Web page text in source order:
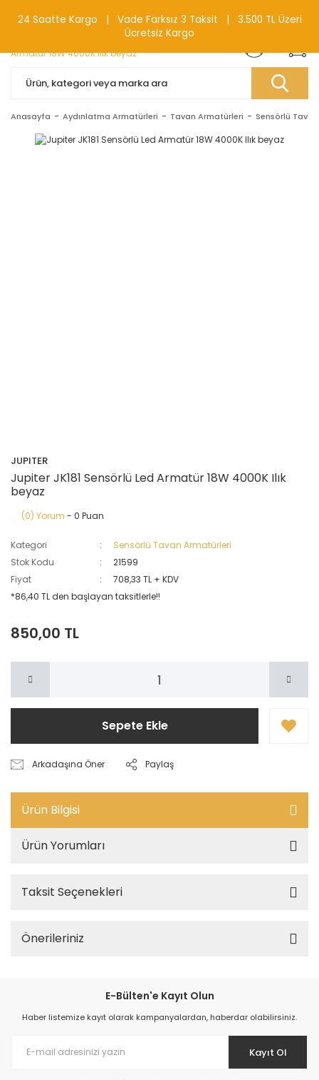
0(212) 240 87 88
Anasayfa Aydınlatma Armatürleri Tavan Armatürleri Sensörlü
JUPITER
Jupiter JK181 Sensörlü Led Armatür 18W 4000K Ilık
beyaz
(0) Yorum - 0 Puan
Kategori
Sensörlü Tavan Armatürleri
Stok Kodu
21599
Fiyat
708,33 TL + KDV
*86,40 TL den başlayan taksitlerle!!
850,00 TL
Sepete Ekle
Arkadaşına Öner Paylaş
Ürün Bilgisi
Ürün Yorumları
Taksit Seçenekleri
Önerileriniz
E-Bülten'e Kayıt Olun
Haber listemize kayıt olarak kampanyalardan, haberdar olabilirsiniz.
Kayıt Ol
24 Saatte Kargo | Vade Farksız 3 Taksit | 3.500 TL Üzeri
Ücretsiz Kargo